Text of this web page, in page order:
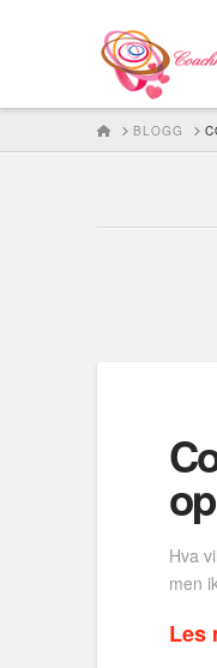
HOMEBLOGG
Hva
men
Les